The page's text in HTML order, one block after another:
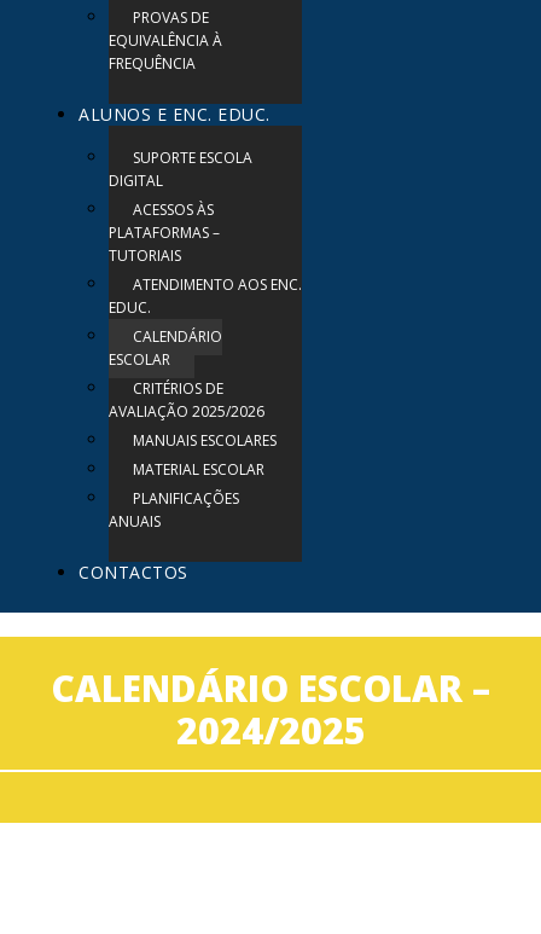
PROVAS DE
EQUIVALÊNCIA À
FREQUÊNCIA
ALUNOS E ENC. EDUC.
SUPORTE ESCOLA
DIGITAL
ACESSOS ÀS
PLATAFORMAS –
TUTORIAIS
ATENDIMENTO AOS ENC.
EDUC.
CALENDÁRIO
ESCOLAR
CRITÉRIOS DE
AVALIAÇÃO 2025/2026
MANUAIS ESCOLARES
MATERIAL ESCOLAR
PLANIFICAÇÕES
ANUAIS
CONTACTOS
CALENDÁRIO ESCOLAR –
2024/2025